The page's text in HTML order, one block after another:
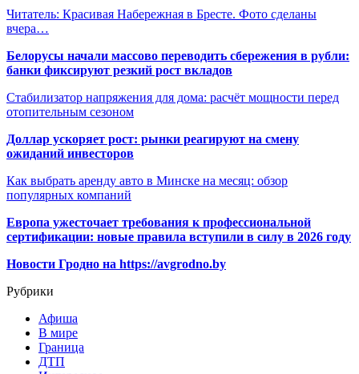
Читатель: Красивая Набережная в Бресте. Фото сделаны
вчера…
Белорусы начали массово переводить сбережения в рубли:
банки фиксируют резкий рост вкладов
Стабилизатор напряжения для дома: расчёт мощности перед
отопительным сезоном
Доллар ускоряет рост: рынки реагируют на смену
ожиданий инвесторов
Как выбрать аренду авто в Минске на месяц: обзор
популярных компаний
Европа ужесточает требования к профессиональной
сертификации: новые правила вступили в силу в 2026 году
Новости Гродно на https://avgrodno.by
Рубрики
Афиша
В мире
Граница
ДТП